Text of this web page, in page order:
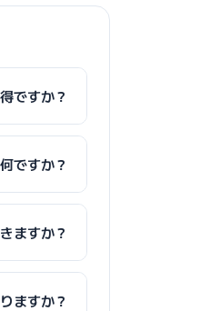
ですか？
ですか？
ますか？
ますか？